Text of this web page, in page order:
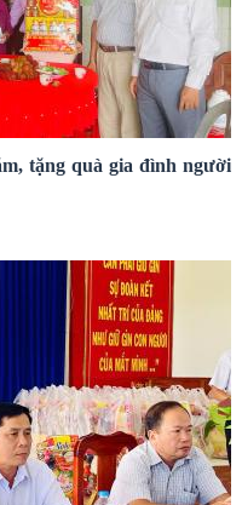
tặng quà gia đình người